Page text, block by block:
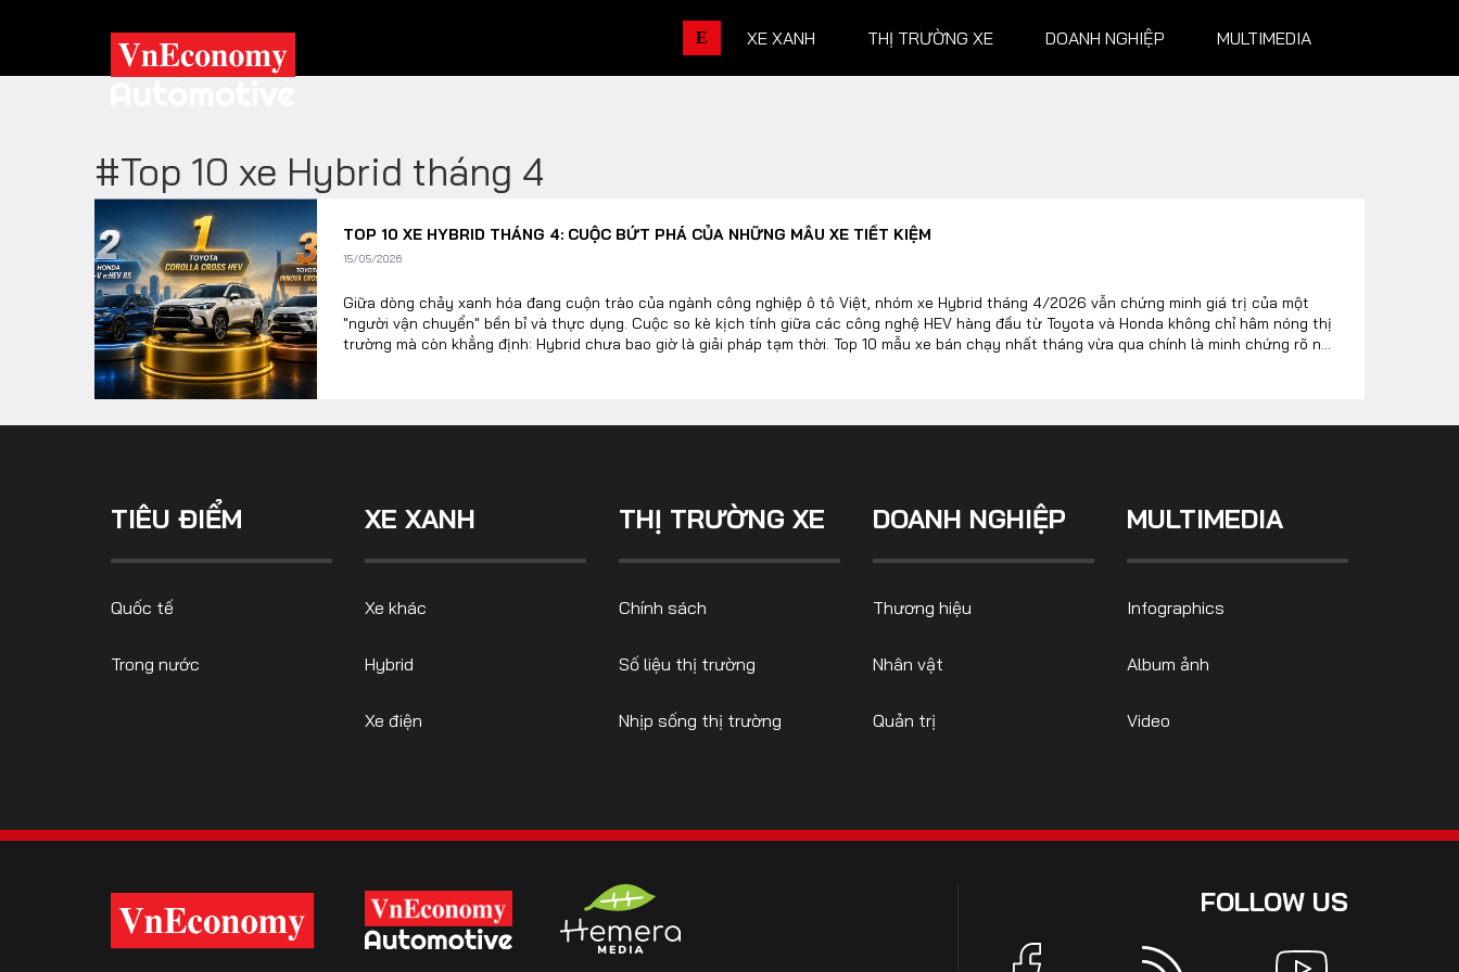
E XE XANH THỊ TRƯỜNG XE DOANH NGHIỆP MULTIMEDIA
Trang chủ
Tiêu điểm
XE XANH
Xe khác
Hybrid
Xe điện
Số liệu thị trường
Nhịp sống thị trường
Nhân vật
Quản trị
Album ảnh
Video
TRA CỨU XE
FOLLOW US CONTACT US
ngocvu.vneconomy@gmail.com
#Top 10 xe Hybrid tháng 4
TOP 10 XE HYBRID THÁNG 4: CUỘC BỨT PHÁ CỦA NHỮNG MẪU XE TIẾT KIỆM
15/05/2026
Giữa dòng chảy xanh hóa đang cuộn trào của ngành công nghiệp ô tô Việt, nhóm xe Hybrid tháng 4/2026 vẫn chứng minh giá trị của một
"người vận chuyển" bền bỉ và thực dụng. Cuộc so kè kịch tính giữa các công nghệ HEV hàng đầu từ Toyota và Honda không chỉ hâm nóng thị
trường mà còn khẳng định: Hybrid chưa bao giờ là giải pháp tạm thời. Top 10 mẫu xe bán chạy nhất tháng vừa qua chính là minh chứng rõ nét
TIÊU ĐIỂM
Quốc tế
Trong nước
XE XANH
Xe khác
Hybrid
Xe điện
THỊ TRƯỜNG XE
Chính sách
Số liệu thị trường
Nhịp sống thị trường
DOANH NGHIỆP
Thương hiệu
Nhân vật
Quản trị
MULTIMEDIA
Infographics
Album ảnh
Video
FOLLOW US